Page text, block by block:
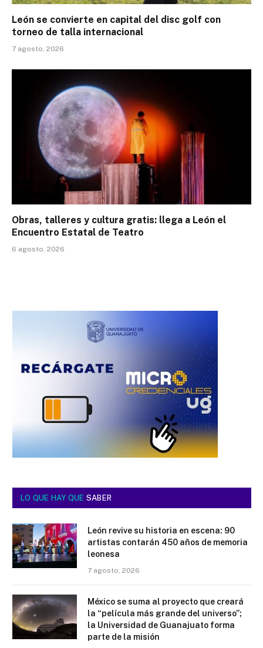
León se convierte en capital del disc golf con
torneo de talla internacional
7 agosto, 2026
Obras, talleres y cultura gratis: llega a León el
Encuentro Estatal de Teatro
6 agosto, 2026
LO QUE HAY QUE SABER
León revive su historia en escena: 90
artistas contarán 450 años de memoria
leonesa
7 agosto, 2026
México se suma al proyecto que creará
la “película más grande del universo”;
la Universidad de Guanajuato forma
parte de la misión